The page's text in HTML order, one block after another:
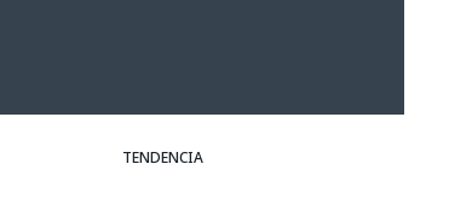
TENDENCIA